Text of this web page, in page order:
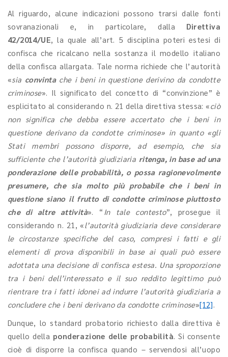
Al riguardo, alcune indicazioni possono trarsi dalle fonti
sovranazionali e, in particolare, dalla Direttiva
42/2014/UE, la quale all’art. 5 disciplina poteri estesi di
confisca che ricalcano nella sostanza il modello italiano
della confisca allargata. Tale norma richiede che l’autorità
«sia convintache i beni in questione derivino da condotte
criminose». Il significato del concetto di “convinzione” è
esplicitato al considerando n. 21 della direttiva stessa: «ciò
non significa che debba essere accertato che i beni in
questione derivano da condotte criminose» in quanto «gli
Stati membri possono disporre, ad esempio, che sia
sufficiente che l’autorità giudiziaria ritenga, in base ad una
ponderazione delle probabilità, o possa ragionevolmente
presumere, che sia molto più probabile che i beni in
questione siano il frutto di condotte criminose piuttosto
che di altre attività». “ In tale contesto”, prosegue il
considerando n. 21, «l’autorità giudiziaria deve considerare
le circostanze specifiche del caso, compresi i fatti e gli
elementi di prova disponibili in base ai quali può essere
adottata una decisione di confisca estesa. Una sproporzione
tra i beni dell’interessato e il suo reddito legittimo può
rientrare tra i fatti idonei ad indurre l’autorità giudiziaria a
concludere che i beni derivano da condotte criminose»[12].
Dunque, lo standard probatorio richiesto dalla direttiva è
quello della ponderazione delle probabilità. Si consente
cioè di disporre la confisca quando – servendosi all’uopo